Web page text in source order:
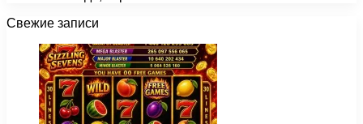
Свежие записи